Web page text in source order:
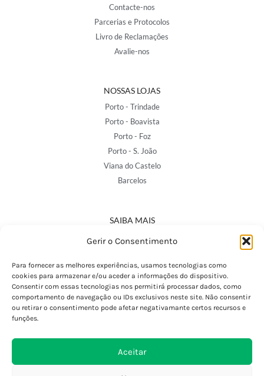
Gerir o Consentimento
Para fornecer as melhores experiências, usamos tecnologias como
cookies para armazenar e/ou aceder a informações do dispositivo.
Consentir com essas tecnologias nos permitirá processar dados, como
comportamento de navegação ou IDs exclusivos neste site. Não consentir
ou retirar o consentimento pode afetar negativamante certos recursos e
funções.
Aceitar
Contacte-nos
Parcerias e Protocolos
Livro de Reclamações
Avalie-nos
NOSSAS LOJAS
Porto - Trindade
Porto - Boavista
Porto - Foz
Porto - S. João
Viana do Castelo
Barcelos
SAIBA MAIS
Política de Privacidade
Termos e Condições
Perguntas Frequentes
Custos de Envio
Encomendas Internacionais
Devoluções e Trocas